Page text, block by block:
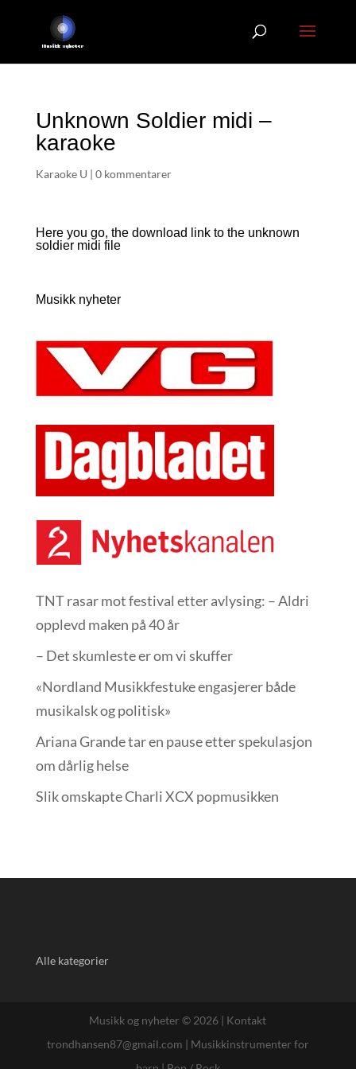
Unknown Soldier midi –
karaoke
Karaoke U | 0 kommentarer
Here you go, the download link to the unknown
soldier midi file
Musikk nyheter
TNT rasar mot festival etter avlysing: – Aldri
opplevd maken på 40 år
– Det skumleste er om vi skuffer
«Nordland Musikkfest­uke engasjerer både
musikalsk og politisk»
Ariana Grande tar en pause etter spekulasjon
om dårlig helse
Slik omskapte Charli XCX popmusikken
Alle kategorier
Musikk og nyheter © 2026 | Kontakt
trondhansen87@gmail.com | Musikkinstrumenter for